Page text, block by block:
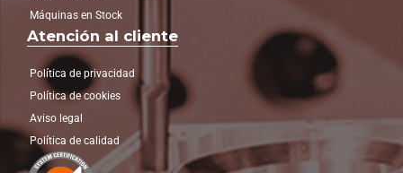
Máquinas en Stock
Atención al cliente
Política de privacidad
Política de cookies
Aviso legal
Política de calidad